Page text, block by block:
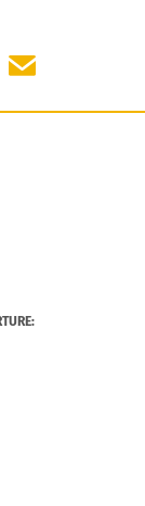
FACEBOOK
SUR TWITTER
SUR
PARTAGER